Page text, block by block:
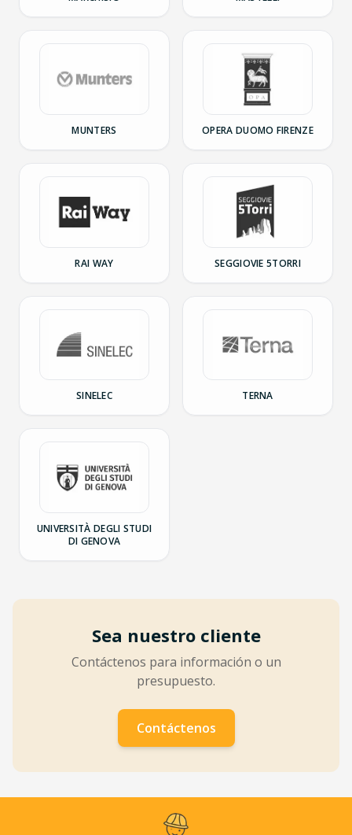
MUNTERS OPERA DUOMO FIRENZE
RAI WAY SEGGIOVIE 5TORRI
SINELEC TERNA
UNIVERSITÀ DEGLI STUDI
DI GENOVA
Sea nuestro cliente
Contáctenos para información o un
presupuesto.
Contáctenos